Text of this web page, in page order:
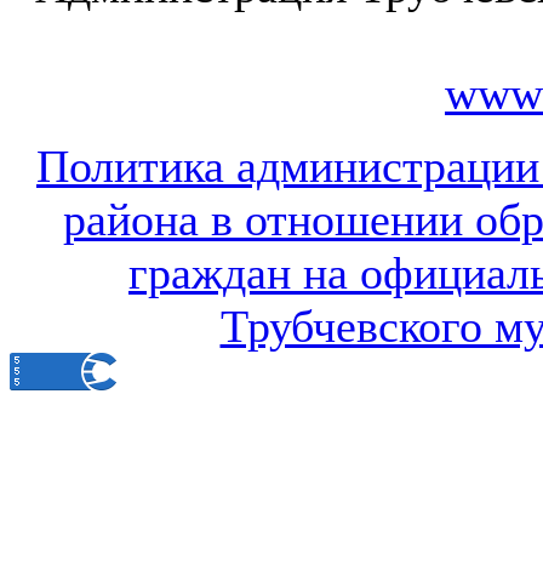
Политика
района в отношении
граждан на
Трубчевского